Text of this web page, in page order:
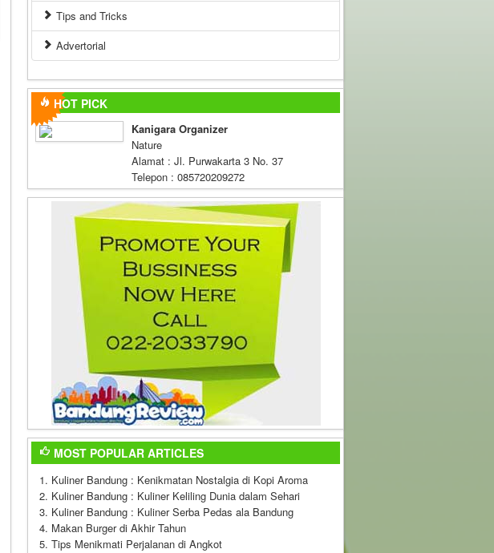
Tips and Tricks
Advertorial
HOT PICK
Kanigara Organizer
Nature
Alamat : Jl. Purwakarta 3 No. 37
Telepon : 085720209272
MOST POPULAR ARTICLES
Kuliner Bandung : Kenikmatan Nostalgia di Kopi Aroma
Kuliner Bandung : Kuliner Keliling Dunia dalam Sehari
Kuliner Bandung : Kuliner Serba Pedas ala Bandung
Makan Burger di Akhir Tahun
Tips Menikmati Perjalanan di Angkot